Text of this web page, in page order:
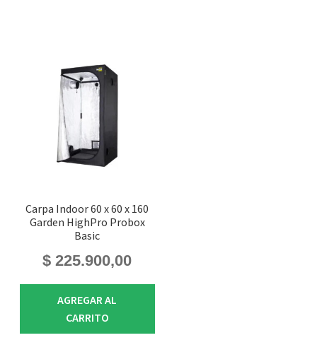
Carpa Indoor 60 x 60 x 160
Garden HighPro Probox
Basic
$ 225.900,00
AGREGAR AL
CARRITO